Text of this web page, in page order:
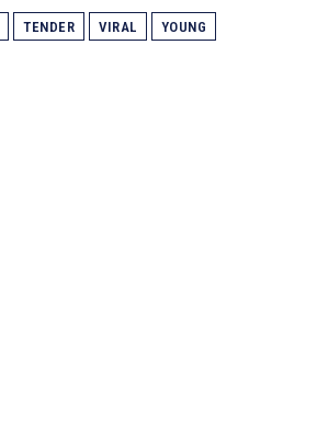
TENDER VIRAL YOUNG